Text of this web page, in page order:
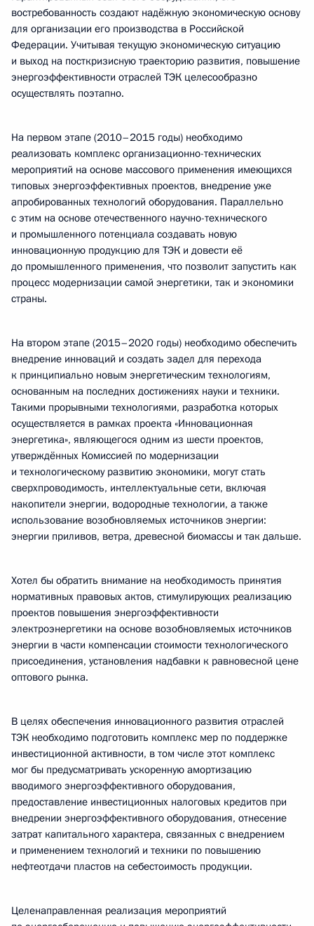
востребованность создают надёжную экономическую основу
для организации его производства в Российской
Федерации. Учитывая текущую экономическую ситуацию
и выход на посткризисную траекторию развития, повышение
энергоэффективности отраслей ТЭК целесообразно
осуществлять поэтапно.
На первом этапе (2010–2015 годы) необходимо
реализовать комплекс организационно-технических
мероприятий на основе массового применения имеющихся
типовых энергоэффективных проектов, внедрение уже
апробированных технологий оборудования. Параллельно
с этим на основе отечественного научно-технического
и промышленного потенциала создавать новую
инновационную продукцию для ТЭК и довести её
до промышленного применения, что позволит запустить как
процесс модернизации самой энергетики, так и экономики
страны.
На втором этапе (2015–2020 годы) необходимо обеспечить
внедрение инноваций и создать задел для перехода
к принципиально новым энергетическим технологиям,
основанным на последних достижениях науки и техники.
Такими прорывными технологиями, разработка которых
осуществляется в рамках проекта «Инновационная
энергетика», являющегося одним из шести проектов,
утверждённых Комиссией по модернизации
и технологическому развитию экономики, могут стать
сверхпроводимость, интеллектуальные сети, включая
накопители энергии, водородные технологии, а также
использование возобновляемых источников энергии:
энергии приливов, ветра, древесной биомассы и так дальше.
Хотел бы обратить внимание на необходимость принятия
нормативных правовых актов, стимулирующих реализацию
проектов повышения энергоэффективности
электроэнергетики на основе возобновляемых источников
энергии в части компенсации стоимости технологического
присоединения, установления надбавки к равновесной цене
оптового рынка.
В целях обеспечения инновационного развития отраслей
ТЭК необходимо подготовить комплекс мер по поддержке
инвестиционной активности, в том числе этот комплекс
мог бы предусматривать ускоренную амортизацию
вводимого энергоэффективного оборудования,
предоставление инвестиционных налоговых кредитов при
внедрении энергоэффективного оборудования, отнесение
затрат капитального характера, связанных с внедрением
и применением технологий и техники по повышению
нефтеотдачи пластов на себестоимость продукции.
Целенаправленная реализация мероприятий